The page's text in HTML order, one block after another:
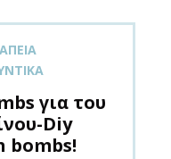
για του
Diy
bombs!